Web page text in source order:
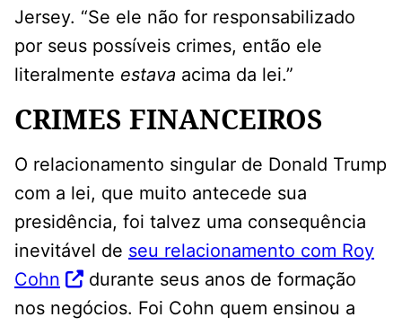
Jersey. “Se ele não for responsabilizado
por seus possíveis crimes, então ele
literalmente estava acima da lei.”
CRIMES FINANCEIROS
O relacionamento singular de Donald Trump
com a lei, que muito antecede sua
presidência, foi talvez uma consequência
inevitável de seu relacionamento com Roy
Cohn
durante seus anos de formação
nos negócios. Foi Cohn quem ensinou a